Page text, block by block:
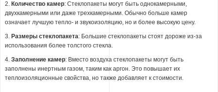
2. Количество камер: Стеклопакеты могут быть однокамерными,
двухкамерными или даже трехкамерными. Обычно больше камер
означает лучшую тепло- и звукоизоляцию, но и более высокую цену.
3. Размеры стеклопакета: Большие стеклопакеты стоят дороже из-за
использования более толстого стекла.
4. Заполнение камер: Вместо воздуха стеклопакеты могут быть
заполнены инертным газом, таким как аргон. Это повышает их
теплоизоляционные свойства, но также добавляет к стоимости.